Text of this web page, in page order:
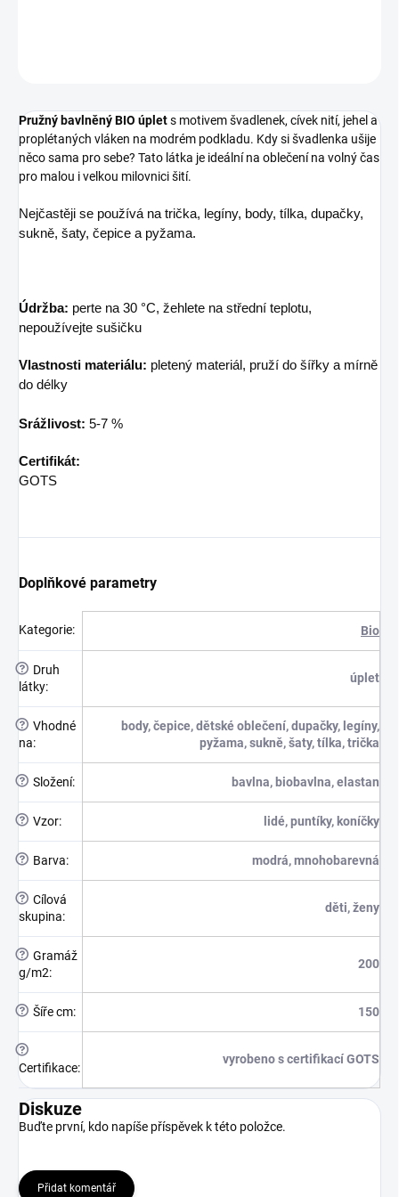
Pružný bavlněný BIO úplets motivem švadlenek, cívek nití, jehel a
proplétaných vláken na modrém podkladu. Kdy si švadlenka ušije
něco sama pro sebe? Tato látka je ideální na oblečení na volný čas
pro malou i velkou milovnici šití.
Nejčastěji se používá na trička, legíny, body, tílka, dupačky,
sukně, šaty, čepice a pyžama.
Údržba: perte na 30 °C, žehlete na střední teplotu,
nepoužívejte sušičku
Vlastnosti materiálu: pletený materiál, pruží do šířky a mírně
do délky
Srážlivost: 5-7 %
Certifikát:
GOTS
Doplňkové parametry
Kategorie: Bio
?
Druh
látky:
úplet
? Vhodné
na:
body, čepice, dětské oblečení, dupačky, legíny,
pyžama, sukně, šaty, tílka, trička
? Složení: bavlna, biobavlna, elastan
? Vzor: lidé, puntíky, koníčky
? Barva: modrá, mnohobarevná
? Cílová
skupina:
děti, ženy
? Gramáž
g/m2:
200
? Šíře cm: 150
?
Certifikace:
vyrobeno s certifikací GOTS
Diskuze
Buďte první, kdo napíše příspěvek k této položce.
Přidat komentář